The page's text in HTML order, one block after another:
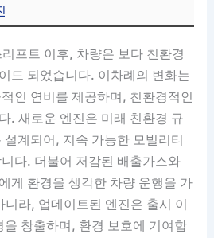
프트 이후, 차량은 보다 친환경
드 되었습니다. 이차례의 변화는
인 연비를 제공하며, 친환경적인
. 새로운 엔진은 미래 친환경 규
계되어, 지속 가능한 모빌리티
다. 더불어 저감된 배출가스와
게 환경을 생각한 차량 운행을 가
라, 업데이트된 엔진은 출시 이
을 창출하며, 환경 보호에 기여합